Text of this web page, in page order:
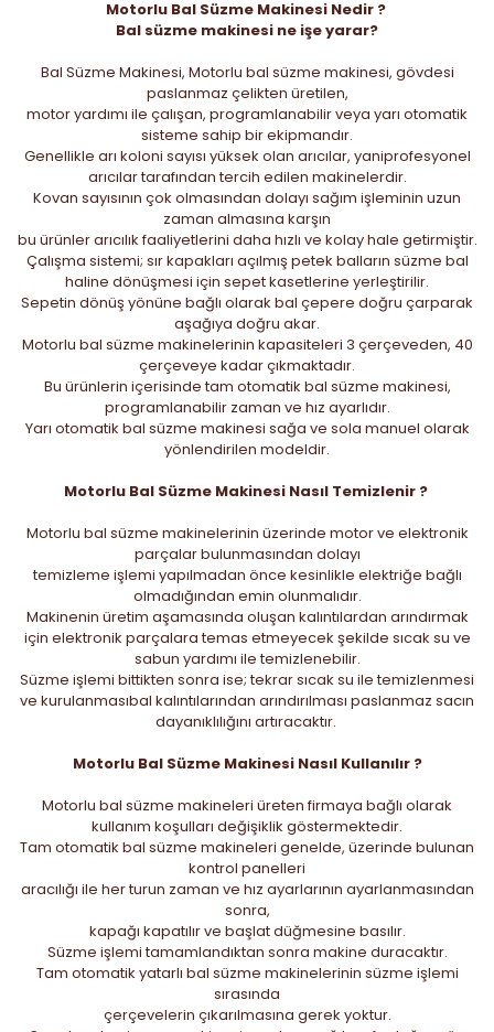
Motorlu Bal Süzme Makinesi Nedir ?
Bal süzme makinesi ne işe yarar?
Bal Süzme Makinesi, Motorlu bal süzme makinesi, gövdesi
paslanmaz çelikten üretilen,
motor yardımı ile çalışan, programlanabilir veya yarı otomatik
sisteme sahip bir ekipmandır.
Genellikle arı koloni sayısı yüksek olan arıcılar, yaniprofesyonel
arıcılar tarafından tercih edilen makinelerdir.
Kovan sayısının çok olmasından dolayı sağım işleminin uzun
zaman almasına karşın
bu ürünler arıcılık faaliyetlerini daha hızlı ve kolay hale getirmiştir.
Çalışma sistemi; sır kapakları açılmış petek balların süzme bal
haline dönüşmesi için sepet kasetlerine yerleştirilir.
Sepetin dönüş yönüne bağlı olarak bal çepere doğru çarparak
aşağıya doğru akar.
Motorlu bal süzme makinelerinin kapasiteleri 3 çerçeveden, 40
çerçeveye kadar çıkmaktadır.
Bu ürünlerin içerisinde tam otomatik bal süzme makinesi,
programlanabilir zaman ve hız ayarlıdır.
Yarı otomatik bal süzme makinesi sağa ve sola manuel olarak
yönlendirilen modeldir.
Motorlu Bal Süzme Makinesi Nasıl Temizlenir ?
Motorlu bal süzme makinelerinin üzerinde motor ve elektronik
parçalar bulunmasından dolayı
temizleme işlemi yapılmadan önce kesinlikle elektriğe bağlı
olmadığından emin olunmalıdır.
Makinenin üretim aşamasında oluşan kalıntılardan arındırmak
için elektronik parçalara temas etmeyecek şekilde sıcak su ve
sabun yardımı ile temizlenebilir.
Süzme işlemi bittikten sonra ise; tekrar sıcak su ile temizlenmesi
ve kurulanmasıbal kalıntılarından arındırılması paslanmaz sacın
dayanıklılığını artıracaktır.
Motorlu Bal Süzme Makinesi Nasıl Kullanılır ?
Motorlu bal süzme makineleri üreten firmaya bağlı olarak
kullanım koşulları değişiklik göstermektedir.
Tam otomatik bal süzme makineleri genelde, üzerinde bulunan
kontrol panelleri
aracılığı ile her turun zaman ve hız ayarlarının ayarlanmasından
sonra,
kapağı kapatılır ve başlat düğmesine basılır.
Süzme işlemi tamamlandıktan sonra makine duracaktır.
Tam otomatik yatarlı bal süzme makinelerinin süzme işlemi
sırasında
çerçevelerin çıkarılmasına gerek yoktur.